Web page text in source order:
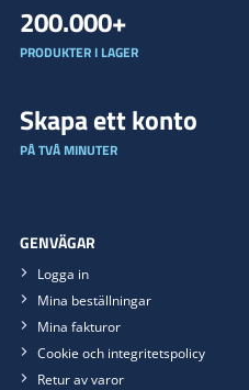
200.000+
PRODUKTER I LAGER
Skapa ett konto
PÅ TVÅ MINUTER
GENVÄGAR
Logga in
Mina beställningar
Mina fakturor
Cookie och integritetspolicy
Retur av varor